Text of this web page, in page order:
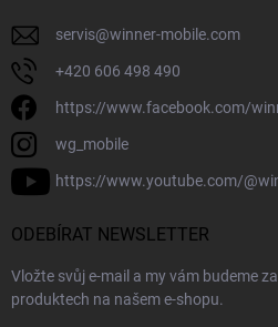
servis@winner-mobile.com
+420 606 498 490
https://www.facebook.com/
wg_mobile
https://www.youtube.com/
ODEBÍRAT NEWSLETTER
Vložte svůj e-mail a my vám budeme
produktech na našem e-shopu.